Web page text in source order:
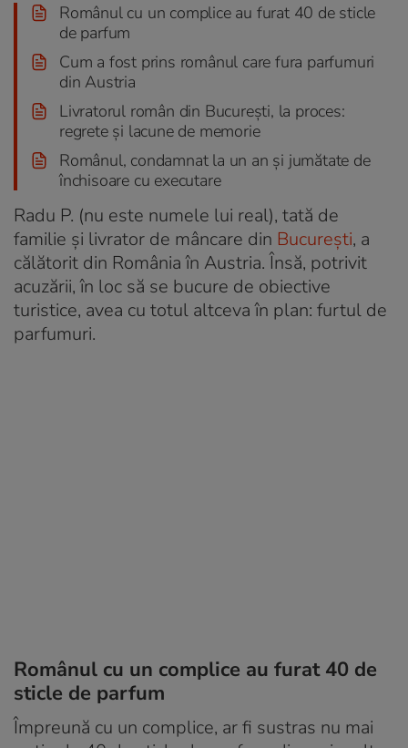
Românul cu un complice au furat 40 de sticle
de parfum
Cum a fost prins românul care fura parfumuri
din Austria
Livratorul român din București, la proces:
regrete și lacune de memorie
Românul, condamnat la un an și jumătate de
închisoare cu executare
Radu P. (nu este numele lui real), tată de
familie și livrator de mâncare din București, a
călătorit din România în Austria. Însă, potrivit
acuzării, în loc să se bucure de obiective
turistice, avea cu totul altceva în plan: furtul de
parfumuri.
Românul cu un complice au furat 40 de
sticle de parfum
Împreună cu un complice, ar fi sustras nu mai